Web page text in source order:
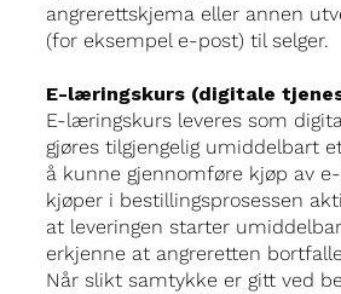
angrerettskjema eller annen
(for eksempel e-post) til selger.
E-læringskurs (digitale
E-læringskurs leveres som
gjøres tilgjengelig umiddelbart
å kunne gjennomføre kjøp av
kjøper i bestillingsprosessen
at leveringen starter
erkjenne at angreretten
Når slikt samtykke er gitt ved